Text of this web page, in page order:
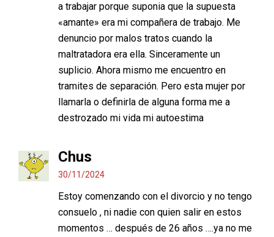
a trabajar porque suponia que la supuesta
«amante» era mi compañera de trabajo. Me
denuncio por malos tratos cuando la
maltratadora era ella. Sinceramente un
suplicio. Ahora mismo me encuentro en
tramites de separación. Pero esta mujer por
llamarla o definirla de alguna forma me a
destrozado mi vida mi autoestima
Chus
30/11/2024
Estoy comenzando con el divorcio y no tengo
consuelo , ni nadie con quien salir en estos
momentos … después de 26 años ….ya no me